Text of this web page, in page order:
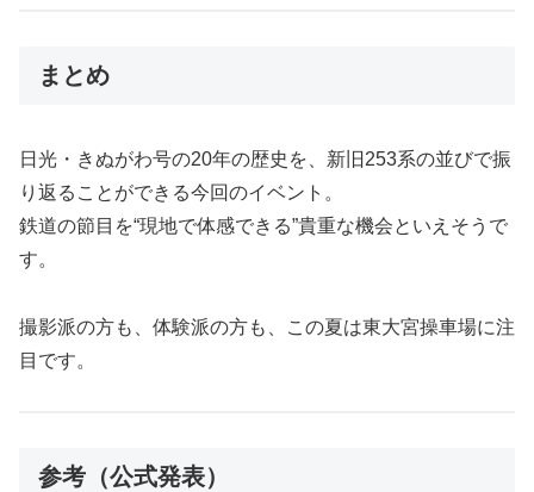
まとめ
日光・きぬがわ号の20年の歴史を、新旧253系の並びで振
り返ることができる今回のイベント。
鉄道の節目を“現地で体感できる”貴重な機会といえそうで
す。
撮影派の方も、体験派の方も、この夏は東大宮操車場に注
目です。
参考（公式発表）